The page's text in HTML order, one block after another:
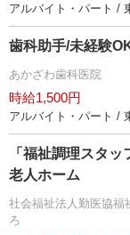
アルバイト・パート /
歯科助手/未経験
あかざわ歯科医院
時給1,500円
アルバイト・パート /
「福祉調理スタ
老人ホーム
社会福祉法人勤医協福
ろ